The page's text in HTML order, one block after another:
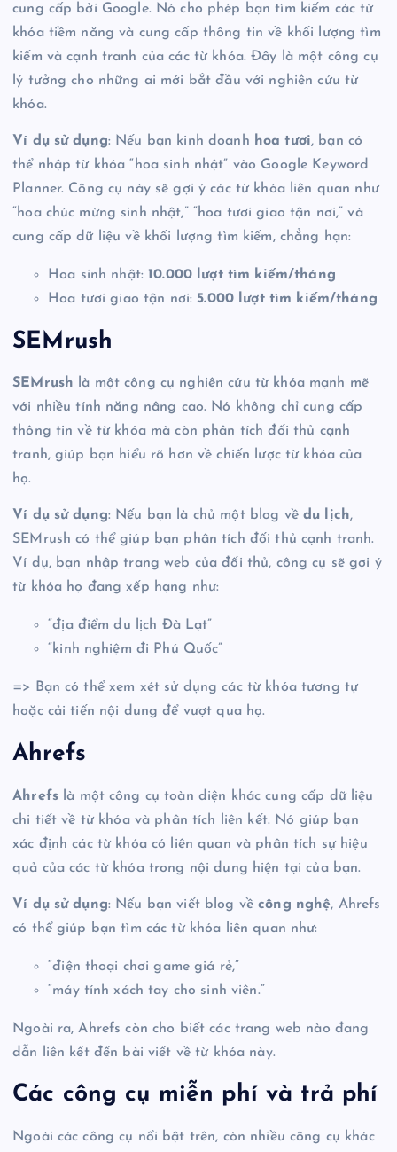
cung cấp bởi Google. Nó cho phép bạn tìm kiếm các từ
khóa tiềm năng và cung cấp thông tin về khối lượng tìm
kiếm và cạnh tranh của các từ khóa. Đây là một công cụ
lý tưởng cho những ai mới bắt đầu với nghiên cứu từ
khóa.
Ví dụ sử dụng: Nếu bạn kinh doanh hoa tươi, bạn có
thể nhập từ khóa “hoa sinh nhật” vào Google Keyword
Planner. Công cụ này sẽ gợi ý các từ khóa liên quan như
“hoa chúc mừng sinh nhật,” “hoa tươi giao tận nơi,” và
cung cấp dữ liệu về khối lượng tìm kiếm, chẳng hạn:
Hoa sinh nhật:10.000 lượt tìm kiếm/tháng
Hoa tươi giao tận nơi: 5.000 lượt tìm kiếm/tháng
SEMrush
SEMrush là một công cụ nghiên cứu từ khóa mạnh mẽ
với nhiều tính năng nâng cao. Nó không chỉ cung cấp
thông tin về từ khóa mà còn phân tích đối thủ cạnh
tranh, giúp bạn hiểu rõ hơn về chiến lược từ khóa của
họ.
Ví dụ sử dụng: Nếu bạn là chủ một blog vềdu lịch,
SEMrush có thể giúp bạn phân tích đối thủ cạnh tranh.
Ví dụ, bạn nhập trang web của đối thủ, công cụ sẽ gợi ý
từ khóa họ đang xếp hạng như:
“địa điểm du lịch Đà Lạt”
“kinh nghiệm đi Phú Quốc”
=> Bạn có thể xem xét sử dụng các từ khóa tương tự
hoặc cải tiến nội dung để vượt qua họ.
Ahrefs
Ahrefslà một công cụ toàn diện khác cung cấp dữ liệu
chi tiết về từ khóa và phân tích liên kết. Nó giúp bạn
xác định các từ khóa có liên quan và phân tích sự hiệu
quả của các từ khóa trong nội dung hiện tại của bạn.
Ví dụ sử dụng: Nếu bạn viết blog vềcông nghệ, Ahrefs
có thể giúp bạn tìm các từ khóa liên quan như:
“điện thoại chơi game giá rẻ,”
“máy tính xách tay cho sinh viên.”
Ngoài ra, Ahrefs còn cho biết các trang web nào đang
dẫn liên kết đến bài viết về từ khóa này.
Các công cụ miễn phí và trả phí
Ngoài các công cụ nổi bật trên, còn nhiều công cụ khác